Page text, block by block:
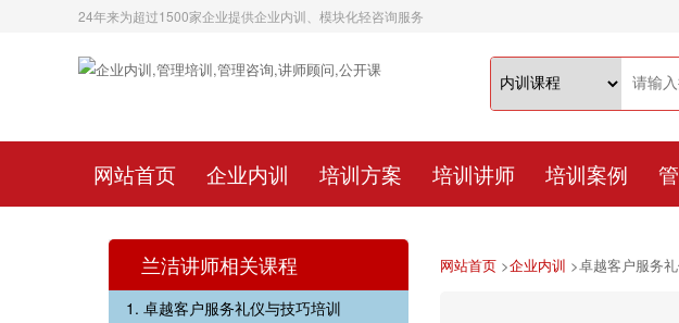
24年来为超过1500家企业提供企业内训、模块化轻咨询服务
网站首页 企业内训 培训方案 培训讲师 培训案例
网站首页>企业内训 >卓越客户服务
兰洁讲师相关课程
1. 卓越客户服务礼仪与技巧培训